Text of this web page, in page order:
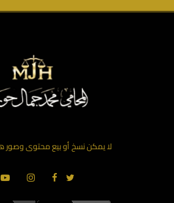
لا يمكن نسخ أو بيع محتوى وصور